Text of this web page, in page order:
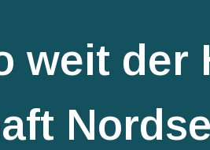
weit der